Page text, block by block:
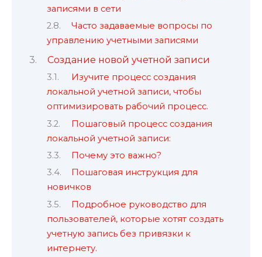
записями в сети
Часто задаваемые вопросы по
управлению учетными записями
Создание новой учетной записи
Изучите процесс создания
локальной учетной записи, чтобы
оптимизировать рабочий процесс.
Пошаговый процесс создания
локальной учетной записи:
Почему это важно?
Пошаговая инструкция для
новичков
Подробное руководство для
пользователей, которые хотят создать
учетную запись без привязки к
интернету.